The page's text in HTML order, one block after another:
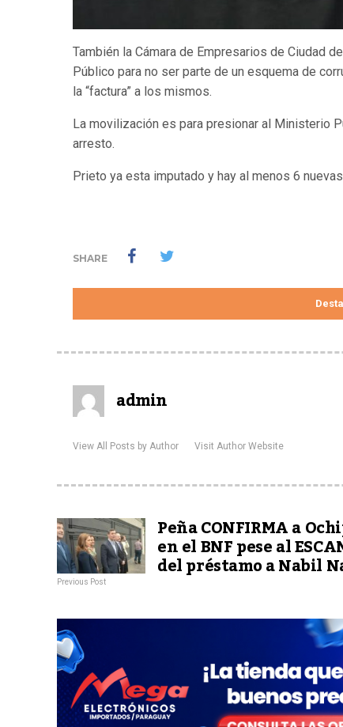
También la Cámara de Empresarios de Ciudad
Público para no ser parte de un esquema de
la “factura” a los mismos.
La movilización es para presionar al Ministerio
arresto.
Prieto ya esta imputado y hay al menos 6
SHARE
admin
View All Posts by Author Visit Author Website
Peña CONFIRMA a
en el BNF pese al
del préstamo a Nabil
Previous Post